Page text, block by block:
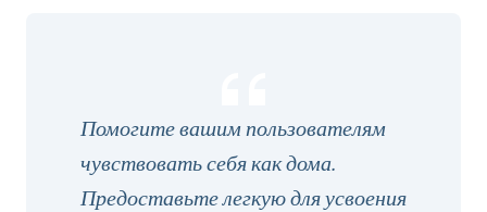
Помогите вашим пользователям
чувствовать себя как дома.
Предоставьте легкую для усвоения